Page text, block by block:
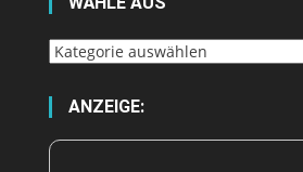
Wähle
ANZEIGE: